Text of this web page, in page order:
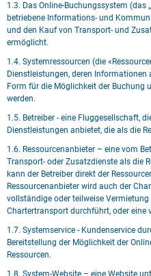
1.3. Das Online-Buchungssystem (das
betriebene Informations- und
und den Kauf von Transport- und
ermöglicht.
1.4. Systemressourcen (die
Dienstleistungen, deren
Form für die Möglichkeit der Buchung
werden.
1.5. Betreiber - eine Fluggesellschaft,
Dienstleistungen anbietet, die als die
1.6. Ressourcenanbieter – eine vom
Transport- oder Zusatzdienste als die
kann der Betreiber direkt der
Ressourcenanbieter wird auch der
vollständige oder teilweise
Chartertransport durchführt, oder eine
1.7. Systemservice - Kundenservice
Bereitstellung der Möglichkeit der
Ressourcen.
1.8. System-Website – eine Website